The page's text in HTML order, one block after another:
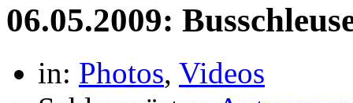
06.05.2009:
in: Photos, Videos